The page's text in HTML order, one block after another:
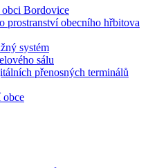
Bordovice
prostranství obecního hřbitova
systém
sálu
přenosných terminálů
obce